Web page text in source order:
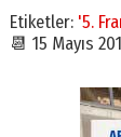
Etiketler: '5.
📆 15 Mayıs